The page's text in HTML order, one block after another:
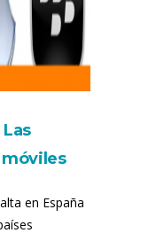
en España